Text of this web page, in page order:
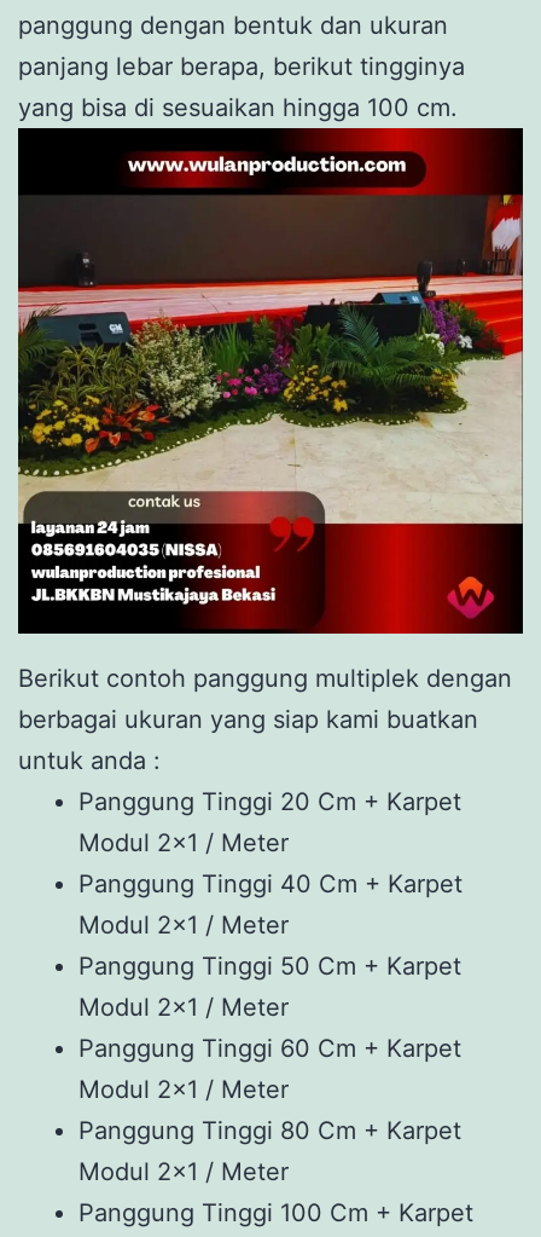
panggung dengan bentuk dan ukuran
panjang lebar berapa, berikut tingginya
yang bisa di sesuaikan hingga 100 cm.
Berikut contoh panggung multiplek dengan
berbagai ukuran yang siap kami buatkan
untuk anda :
Panggung Tinggi 20 Cm + Karpet
Modul 2×1 / Meter
Panggung Tinggi 40 Cm + Karpet
Modul 2×1 / Meter
Panggung Tinggi 50 Cm + Karpet
Modul 2×1 / Meter
Panggung Tinggi 60 Cm + Karpet
Modul 2×1 / Meter
Panggung Tinggi 80 Cm + Karpet
Modul 2×1 / Meter
Panggung Tinggi 100 Cm + Karpet